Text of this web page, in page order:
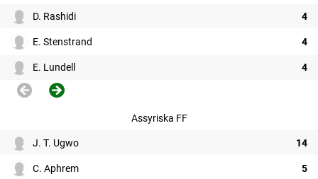
D. Rashidi 4
E. Stenstrand 4
E. Lundell 4
Assyriska FF
J. T. Ugwo 14
C. Aphrem 5